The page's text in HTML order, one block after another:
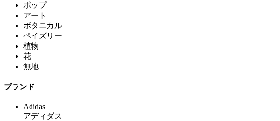
ポップ
アート
ボタニカル
ペイズリー
植物
花
無地
ブランド
Adidas
アディダス